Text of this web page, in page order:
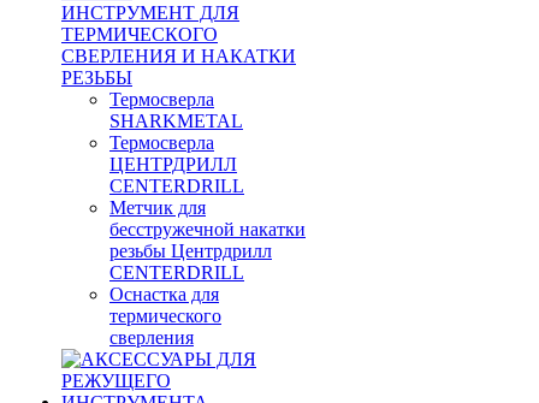
ИНСТРУМЕНТ ДЛЯ
ТЕРМИЧЕСКОГО
СВЕРЛЕНИЯ И НАКАТКИ
РЕЗЬБЫ
Термосверла
SHARKMETAL
Термосверла
ЦЕНТРДРИЛЛ
CENTERDRILL
Метчик для
бесстружечной накатки
резьбы Центрдрилл
CENTERDRILL
Оснастка для
термического
сверления